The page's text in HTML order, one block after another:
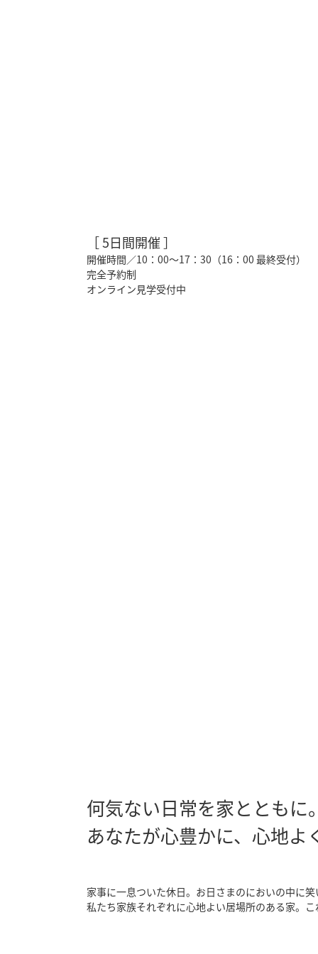
［ 5日間開催 ］
開催時間／10：00～17：30（16：00 最終受付）
完全予約制
オンライン見学受付中
何気ない日常を家とともに。
あなたが心豊かに、心地よ
家事に一息ついた休日。お日さまのにおいの中に笑
私たち家族それぞれに心地よい居場所のある家。